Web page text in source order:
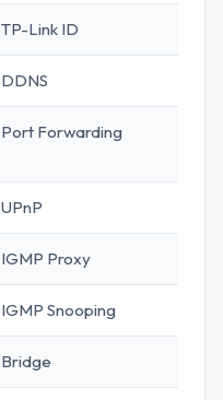
TP-Link ID
DDNS
Port Forwarding
UPnP
IGMP Proxy
IGMP Snooping
Bridge